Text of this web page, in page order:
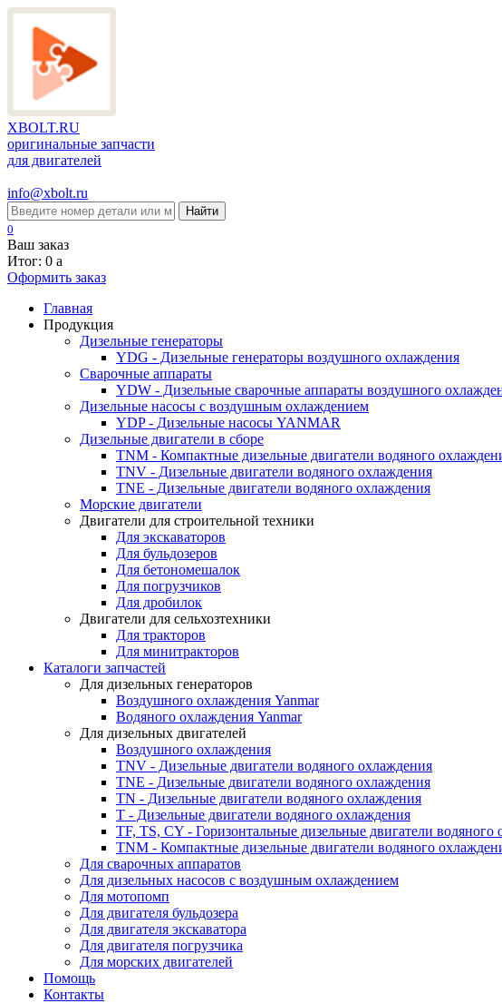
XBOLT.RU
оригинальные запчасти
для двигателей
info@xbolt.ru
Найти
0
Ваш заказ
Итог: 0 a
Оформить заказ
Главная
Продукция
Дизельные генераторы
YDG - Дизельные генераторы воздушного охлаждения
Cварочные аппараты
YDW - Дизельные сварочные аппараты воздушного
Дизельные насосы с воздушным охлаждением
YDP - Дизельные насосы YANMAR
Дизельные двигатели в сборе
TNM - Компактные дизельные двигатели водяного
TNV - Дизельные двигатели водяного охлаждения
TNE - Дизельные двигатели водяного охлаждения
Морские двигатели
Двигатели для строительной техники
Для экскаваторов
Для бульдозеров
Для бетономешалок
Для погрузчиков
Для дробилок
Двигатели для сельхозтехники
Для тракторов
Для минитракторов
Каталоги запчастей
Для дизельных генераторов
Воздушного охлаждения Yanmar
Водяного охлаждения Yanmar
Для дизельных двигателей
Воздушного охлаждения
TNV - Дизельные двигатели водяного охлаждения
TNE - Дизельные двигатели водяного охлаждения
TN - Дизельные двигатели водяного охлаждения
T - Дизельные двигатели водяного охлаждения
TF, TS, CY - Горизонтальные дизельные двигатели водяного
TNM - Компактные дизельные двигатели водяного
Для сварочных аппаратов
Для дизельных насосов с воздушным охлаждением
Для мотопомп
Для двигателя бульдозера
Для двигателя экскаватора
Для двигателя погрузчика
Для морских двигателей
Помощь
Контакты